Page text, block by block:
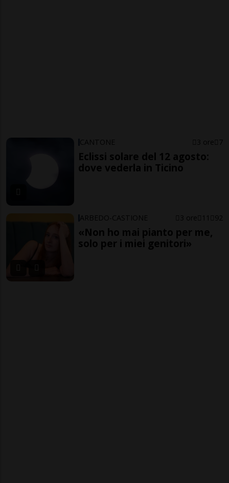
CANTONE 3 ore 7
Eclissi solare del 12 agosto:
dove vederla in Ticino
ARBEDO-CASTIONE 3 ore 11 92
«Non ho mai pianto per me,
solo per i miei genitori»